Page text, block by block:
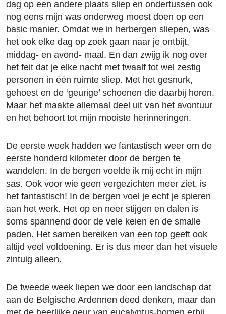
dag op een andere plaats sliep en ondertussen ook
nog eens mijn was onderweg moest doen op een
basic manier. Omdat we in herbergen sliepen, was
het ook elke dag op zoek gaan naar je ontbijt,
middag- en avond- maal. En dan zwijg ik nog over
het feit dat je elke nacht met twaalf tot wel zestig
personen in één ruimte sliep. Met het gesnurk,
gehoest en de ‘geurige’ schoenen die daarbij horen.
Maar het maakte allemaal deel uit van het avontuur
en het behoort tot mijn mooiste herinneringen.
De eerste week hadden we fantastisch weer om de
eerste honderd kilometer door de bergen te
wandelen. In de bergen voelde ik mij echt in mijn
sas. Ook voor wie geen vergezichten meer ziet, is
het fantastisch! In de bergen voel je echt je spieren
aan het werk. Het op en neer stijgen en dalen is
soms spannend door de vele keien en de smalle
paden. Het samen bereiken van een top geeft ook
altijd veel voldoening. Er is dus meer dan het visuele
zintuig alleen.
De tweede week liepen we door een landschap dat
aan de Belgische Ardennen deed denken, maar dan